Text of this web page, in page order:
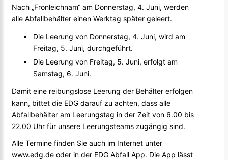
Nach „Fronleichnam“ am Donnerstag, 4. Juni, werden
alle Abfallbehälter einen Werktag später geleert.
Die Leerung von Donnerstag, 4. Juni, wird am
Freitag, 5. Juni, durchgeführt.
Die Leerung von Freitag, 5. Juni, erfolgt am
Samstag, 6. Juni.
Damit eine reibungslose Leerung der Behälter erfolgen
kann, bittet die EDG darauf zu achten, dass alle
Abfallbehälter am Leerungstag in der Zeit von 6.00 bis
22.00 Uhr für unsere Leerungsteams zugängig sind.
Alle Termine finden Sie auch im Internet unter
www.edg.de oder in der EDG Abfall App. Die App lässt